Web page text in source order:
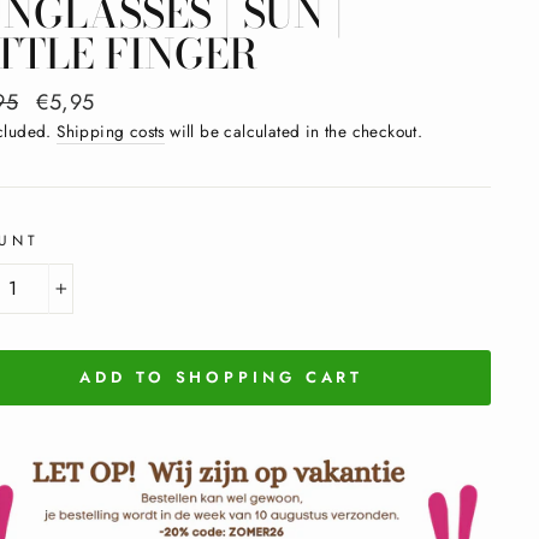
| SUN |
FINGER
Sale
price
€5,95
Shipping costs will be calculated in the checkout.
+
ADD TO SHOPPING CART